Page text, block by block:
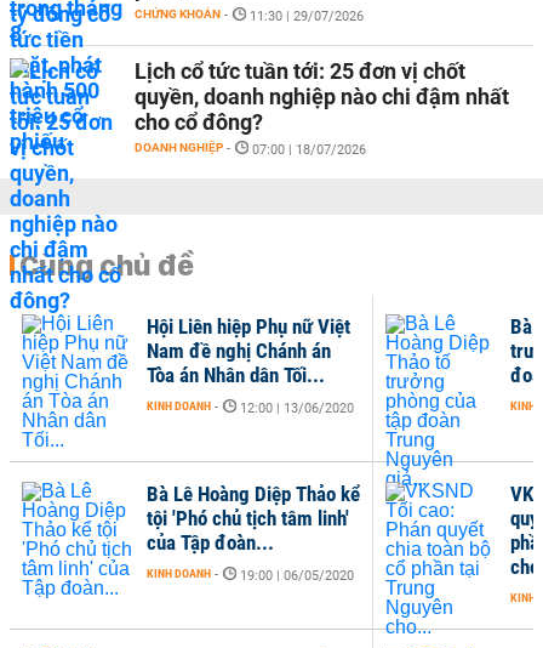
CHỨNG KHOÁN - 11:30 | 29/07/2026
Lịch cổ tức tuần tới: 25 đơn vị chốt
quyền, doanh nghiệp nào chi đậm nhất
cho cổ đông?
DOANH NGHIỆP - 07:00 | 18/07/2026
Cùng chủ đề
Hội Liên hiệp Phụ nữ Việt
Nam đề nghị Chánh án
Tòa án Nhân dân Tối...
KINH DOANH - 12:00 | 13/06/2020
Bà Lê Hoàng Diệp Thảo kể
tội 'Phó chủ tịch tâm linh'
của Tập đoàn...
KINH DOANH - 19:00 | 06/05/2020
Bà
KINH
KINH